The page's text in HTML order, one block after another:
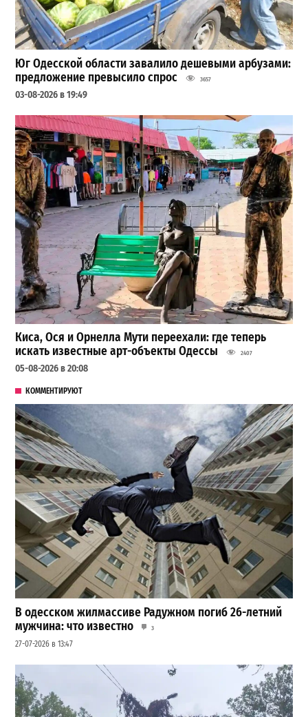
Юг Одесской области завалило дешевыми арбузами:
предложение превысило спрос
3657
03-08-2026 в 19:49
Киса, Ося и Орнелла Мути переехали: где теперь
искать известные арт-объекты Одессы
2407
05-08-2026 в 20:08
КОММЕНТИРУЮТ
В одесском жилмассиве Радужном погиб 26-летний
мужчина: что известно
3
27-07-2026 в 13:47